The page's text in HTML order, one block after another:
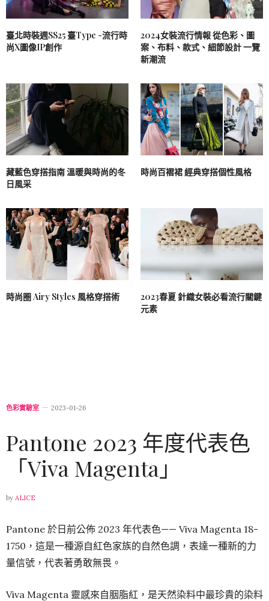
臺北時裝週SS25 臺Type -流行時
尚X圖像IP創作
2024女裝流行情報 從色彩、圖
案、布料、款式、細節設計 一覽
新潮流
藏藍色穿搭指南 溫暖與時尚的冬
日風采
時尚百褶裙 經典穿搭個性風格
時尚圈 Airy Styles 風格穿搭術
2023春夏 針織女裝必看流行關鍵
元素
色彩實驗室 2023-01-26
Pantone 2023 年度代表色
「Viva Magenta」
by ALICE
Pantone 於日前公佈 2023 年代表色—— Viva Magenta 18-
1750，這是一種源自紅色家族的自然色調，表達一種新的力
量信號，代表著勇敢無畏。
Viva Magenta 靈感來自胭脂紅，是天然染料中最珍貴的染料